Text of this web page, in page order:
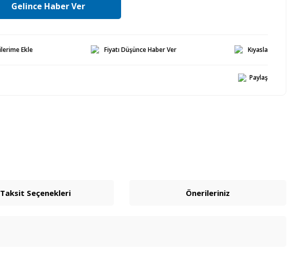
Gelince Haber Ver
Fiyatı Düşünce Haber Ver Kıyasla
Paylaş
Taksit Seçenekleri Önerileriniz